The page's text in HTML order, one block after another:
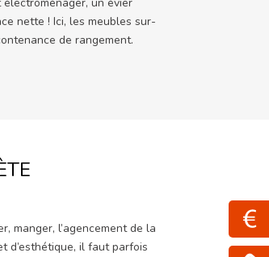
un évier
nette ! Ici, les meubles sur-
de rangement.
manger, l’agencement de la
d’esthétique, il faut parfois